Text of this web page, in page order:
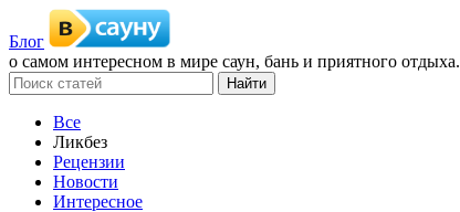
Блог
о самом интересном в мире саун, бань и приятного отдыха.
Все
Ликбез
Рецензии
Новости
Интересное